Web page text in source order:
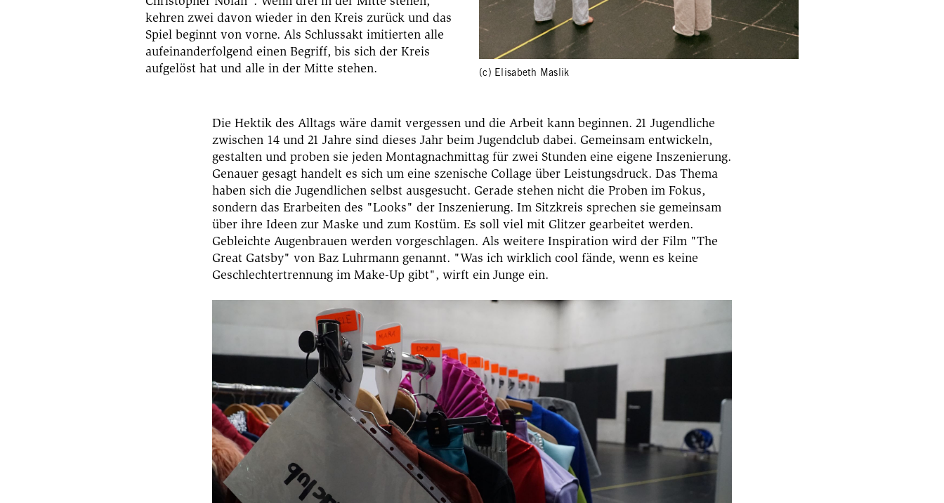
kehren zwei davon wieder in den Kreis zurück und das
Spiel beginnt von vorne. Als Schlussakt imitierten alle
aufeinanderfolgend einen Begriff, bis sich der Kreis
aufgelöst hat und alle in der Mitte stehen.
(c) Elisabeth Maslik
Die Hektik des Alltags wäre damit vergessen und die Arbeit kann beginnen. 21 Jugendliche
zwischen 14 und 21 Jahre sind dieses Jahr beim Jugendclub dabei. Gemeinsam entwickeln,
gestalten und proben sie jeden Montagnachmittag für zwei Stunden eine eigene Inszenierung.
Genauer gesagt handelt es sich um eine szenische Collage über Leistungsdruck. Das Thema
haben sich die Jugendlichen selbst ausgesucht. Gerade stehen nicht die Proben im Fokus,
sondern das Erarbeiten des "Looks" der Inszenierung. Im Sitzkreis sprechen sie gemeinsam
über ihre Ideen zur Maske und zum Kostüm. Es soll viel mit Glitzer gearbeitet werden.
Gebleichte Augenbrauen werden vorgeschlagen. Als weitere Inspiration wird der Film "The
Great Gatsby" von Baz Luhrmann genannt. "Was ich wirklich cool fände, wenn es keine
Geschlechtertrennung im Make-Up gibt", wirft ein Junge ein.